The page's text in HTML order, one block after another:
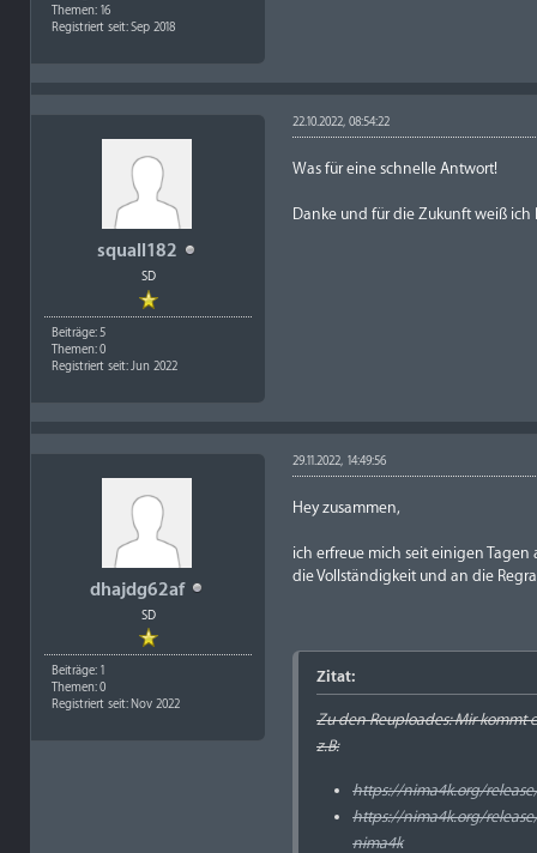
Themen: 16
Registriert seit: Sep 2018
squall182
SD
Beiträge: 5
Themen: 0
Registriert seit: Jun 2022
22.10.2022, 08:54:22
Was für eine schnelle Antwort!
Danke und für die Zukunft weiß ich
dhajdg62af
SD
Beiträge: 1
Themen: 0
Registriert seit: Nov 2022
29.11.2022, 14:49:56
Hey zusammen,
ich erfreue mich seit einigen
die Vollständigkeit und an die
Zitat:
Zu den Reuploades: Mir kommt
z.B:
https://nima4k.org/
https://nima4k.org/
nima4k